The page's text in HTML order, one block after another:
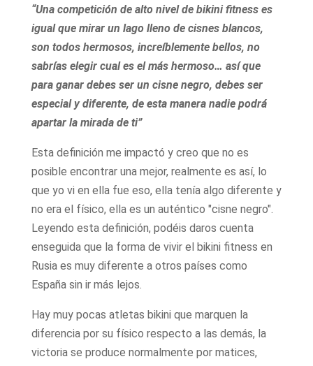
“Una competición de alto nivel de bikini fitness es
igual que mirar un lago lleno de cisnes blancos,
son todos hermosos, increíblemente bellos, no
sabrías elegir cual es el más hermoso… así que
para ganar debes ser un cisne negro, debes ser
especial y diferente, de esta manera nadie podrá
apartar la mirada de ti”
Esta definición me impactó y creo que no es
posible encontrar una mejor, realmente es así, lo
que yo vi en ella fue eso, ella tenía algo diferente y
no era el físico, ella es un auténtico "cisne negro".
Leyendo esta definición, podéis daros cuenta
enseguida que la forma de vivir el bikini fitness en
Rusia es muy diferente a otros países como
España sin ir más lejos.
Hay muy pocas atletas bikini que marquen la
diferencia por su físico respecto a las demás, la
victoria se produce normalmente por matices,